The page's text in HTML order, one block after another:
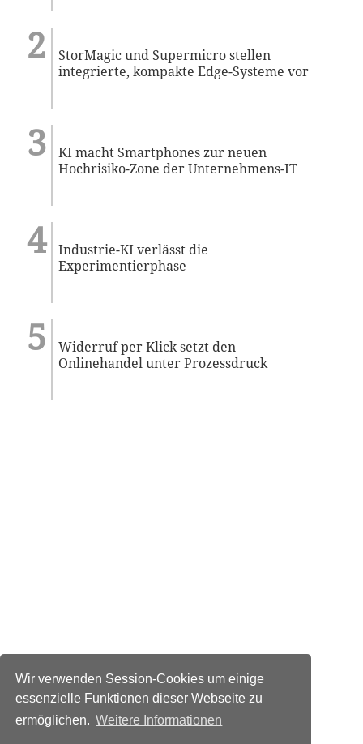
Wir verwenden Session-Cookies um einige
essenzielle Funktionen dieser Webseite zu
ermöglichen. Weitere Informationen
StorMagic und Supermicro stellen
integrierte, kompakte Edge-Systeme vor
KI macht Smartphones zur neuen
Hochrisiko-Zone der Unternehmens-IT
Industrie-KI verlässt die
Experimentierphase
Widerruf per Klick setzt den
Onlinehandel unter Prozessdruck